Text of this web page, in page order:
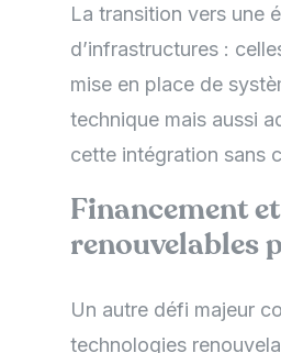
La transition vers une
d’infrastructures :
mise en place de
technique mais aussi
cette intégration sans
Financement
renouvelables
Un autre défi majeur
technologies